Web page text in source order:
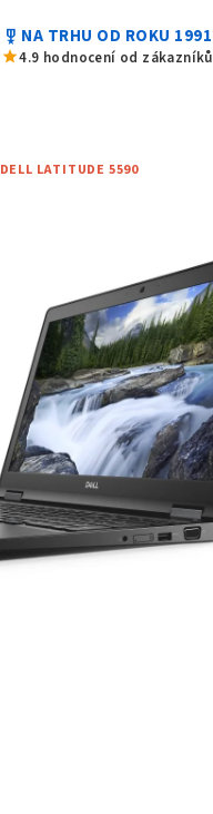
military_tech NA TRHU OD ROKU 1991
star4.9 hodnocení od zákazníků
DELL LATITUDE 5590